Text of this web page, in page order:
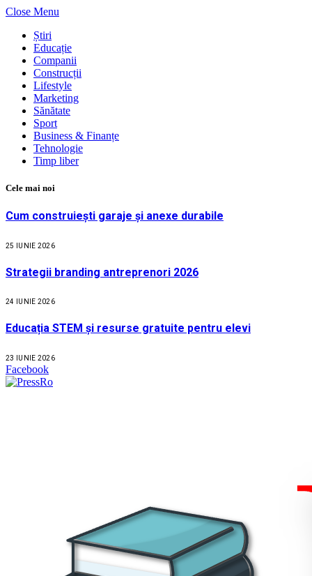
Close Menu
Știri
Educație
Companii
Construcții
Lifestyle
Marketing
Sănătate
Sport
Business & Finanțe
Tehnologie
Timp liber
Cele mai noi
Cum construiești garaje și anexe durabile
25 IUNIE 2026
Strategii branding antreprenori 2026
24 IUNIE 2026
Educația STEM și resurse gratuite pentru elevi
23 IUNIE 2026
Facebook